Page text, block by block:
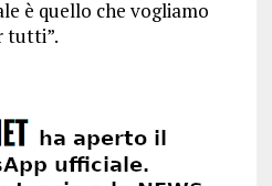
è quello che vogliamo
tutti”.